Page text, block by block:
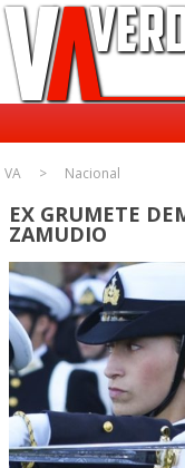
VA Nacional
EX GRUMETE
ZAMUDIO